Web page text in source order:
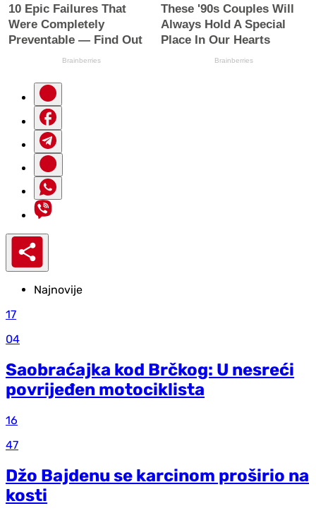
Najnovije
17
04
Saobraćajka kod Brčkog: U nesreći
povrijeđen motociklista
16
47
Džo Bajdenu se karcinom proširio na
kosti